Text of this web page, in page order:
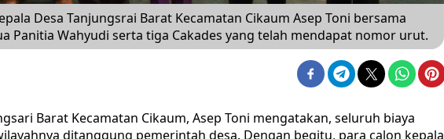
Desa Tanjungsrai Barat Kecamatan Cikaum Asep Toni bersama
Panitia Wahyudi serta tiga Cakades yang telah mendapat nomor urut.
Barat Kecamatan Cikaum, Asep Toni mengatakan, seluruh biaya
ditanggung pemerintah desa. Dengan begitu, para calon kepala